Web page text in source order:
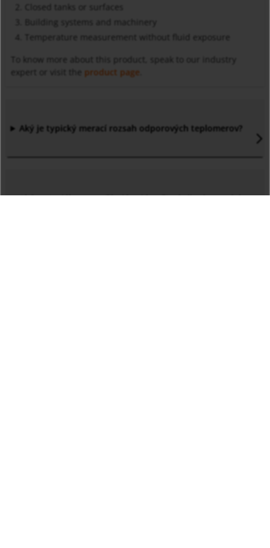
Closed tanks or surfaces
Building systems and machinery
Temperature measurement without fluid exposure
To know more about this product, speak to our industry
expert or visit the product page
Aký je typický merací rozsah odporových teplomerov?
Aké materiály sa používajú pri konštrukcii odporových